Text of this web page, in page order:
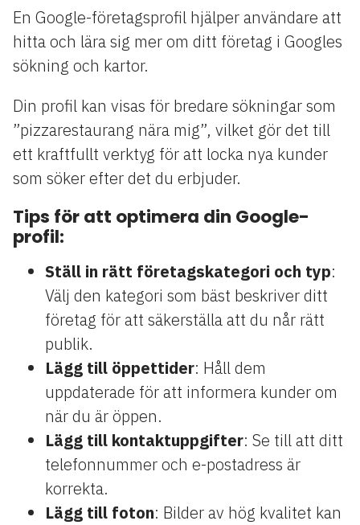
En Google-företagsprofil hjälper användare att
hitta och lära sig mer om ditt företag i Googles
sökning och kartor.
Din profil kan visas för bredare sökningar som
”pizzarestaurang nära mig”, vilket gör det till
ett kraftfullt verktyg för att locka nya kunder
som söker efter det du erbjuder.
Tips för att optimera din Google-
profil:
Ställ in rätt företagskategori och typ:
Välj den kategori som bäst beskriver ditt
företag för att säkerställa att du når rätt
publik.
Lägg till öppettider: Håll dem
uppdaterade för att informera kunder om
när du är öppen.
Lägg till kontaktuppgifter: Se till att ditt
telefonnummer och e-postadress är
korrekta.
Lägg till foton: Bilder av hög kvalitet kan